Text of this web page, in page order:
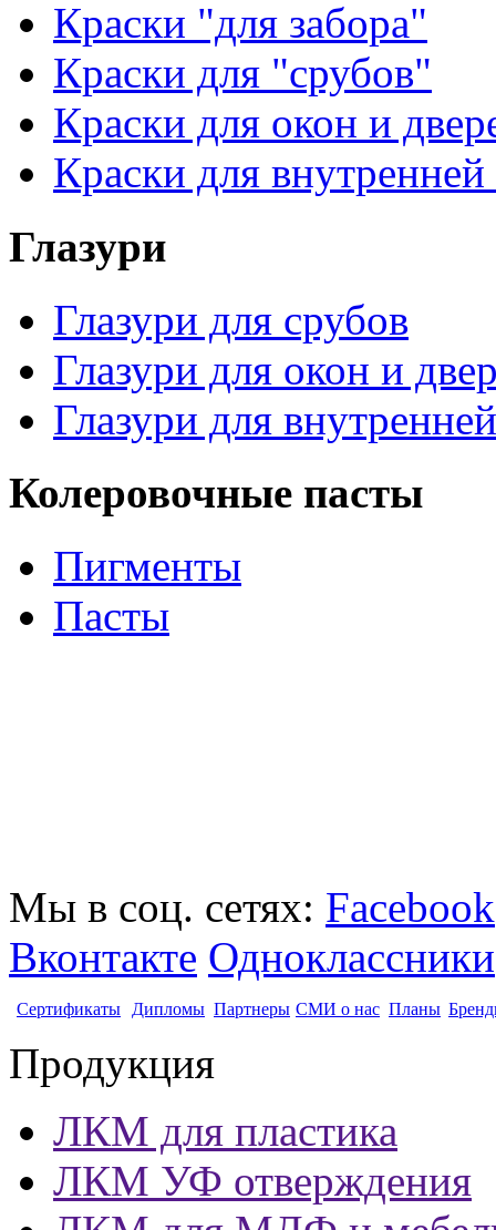
Краски "для забора"
Краски для "срубов"
Краски для окон и
Краски для внутренней
Глазури
Глазури для срубов
Глазури для окон и
Глазури для
Колеровочные пасты
Пигменты
Пасты
Мы в соц. сетях: Facebook
Вконтакте Одноклассники
Сертификаты Дипломы Партнеры СМИ о нас Планы
Продукция
ЛКМ для пластика
ЛКМ УФ отверждения